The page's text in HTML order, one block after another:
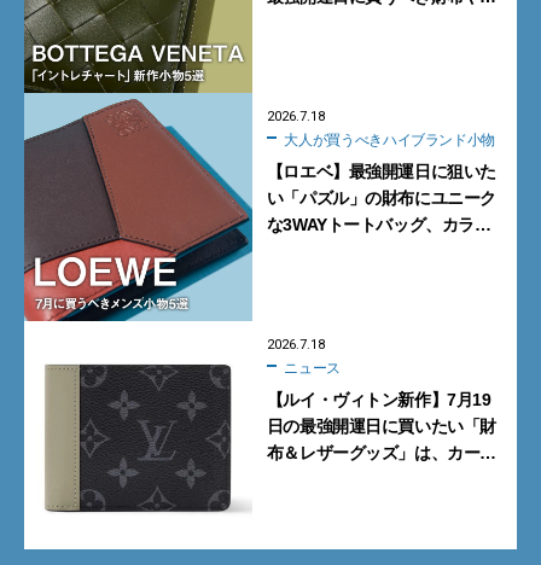
2026.7.18
大人が買うべきハイブランド小物
【ロエベ】最強開運日に狙いた
い「パズル」の財布にユニーク
な3WAYトートバッグ、カラフ
2026.7.18
ニュース
【ルイ・ヴィトン新作】7月19
日の最強開運日に買いたい「財
布＆レザーグッズ」は、カーキ